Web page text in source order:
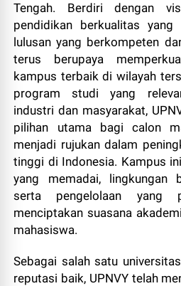
Tengah. Berdiri dengan
pendidikan berkualitas yang
lulusan yang berkompeten
terus berupaya
kampus terbaik di wilayah
program studi yang
industri dan masyarakat,
pilihan utama bagi calon
menjadi rujukan dalam
tinggi di Indonesia. Kampus
yang memadai, lingkungan
serta pengelolaan yang
menciptakan suasana
mahasiswa.
Sebagai salah satu
reputasi baik, UPNVY telah